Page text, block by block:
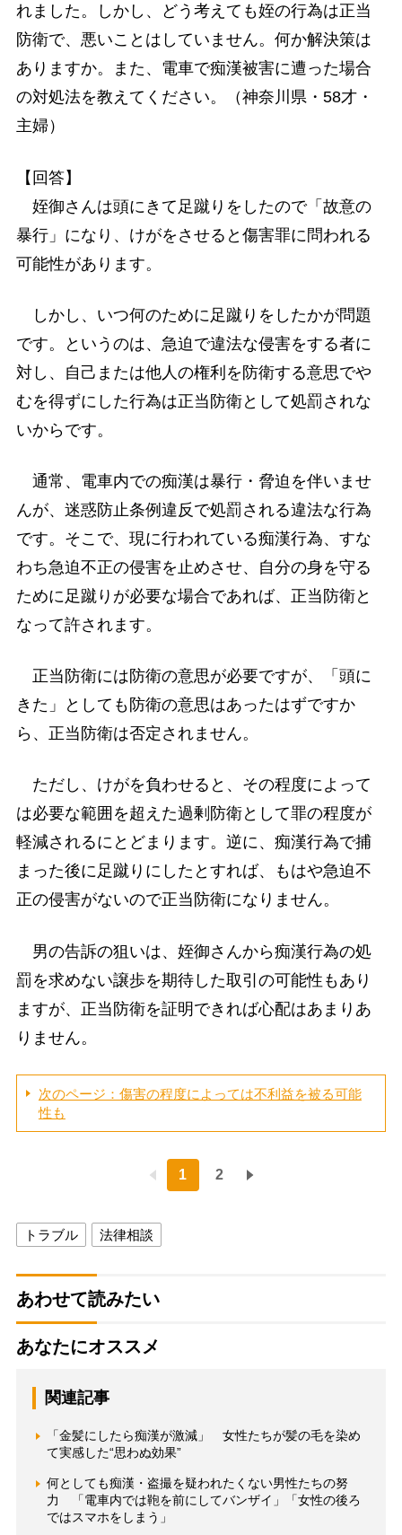
れました。しかし、どう考えても姪の行為は正当
防衛で、悪いことはしていません。何か解決策は
ありますか。また、電車で痴漢被害に遭った場合
の対処法を教えてください。（神奈川県・58才・
主婦）
【回答】
姪御さんは頭にきて足蹴りをしたので「故意の
暴行」になり、けがをさせると傷害罪に問われる
可能性があります。
しかし、いつ何のために足蹴りをしたかが問題
です。というのは、急迫で違法な侵害をする者に
対し、自己または他人の権利を防衛する意思でや
むを得ずにした行為は正当防衛として処罰されな
いからです。
通常、電車内での痴漢は暴行・脅迫を伴いませ
んが、迷惑防止条例違反で処罰される違法な行為
です。そこで、現に行われている痴漢行為、すな
わち急迫不正の侵害を止めさせ、自分の身を守る
ために足蹴りが必要な場合であれば、正当防衛と
なって許されます。
正当防衛には防衛の意思が必要ですが、「頭に
きた」としても防衛の意思はあったはずですか
ら、正当防衛は否定されません。
ただし、けがを負わせると、その程度によって
は必要な範囲を超えた過剰防衛として罪の程度が
軽減されるにとどまります。逆に、痴漢行為で捕
まった後に足蹴りにしたとすれば、もはや急迫不
正の侵害がないので正当防衛になりません。
男の告訴の狙いは、姪御さんから痴漢行為の処
罰を求めない譲歩を期待した取引の可能性もあり
ますが、正当防衛を証明できれば心配はあまりあ
りません。
次のページ：傷害の程度によっては不利益を被る可能
性も
1 2
トラブル 法律相談
あわせて読みたい
あなたにオススメ
関連記事
「金髪にしたら痴漢が激減」 女性たちが髪の毛を染め
て実感した“思わぬ効果”
何としても痴漢・盗撮を疑われたくない男性たちの努
力 「電車内では鞄を前にしてバンザイ」「女性の後ろ
ではスマホをしまう」